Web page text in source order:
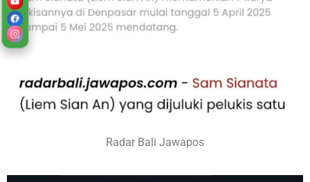
Radar Bali Jawapos